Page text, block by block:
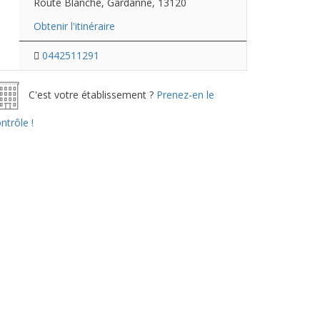
Route Blanche, Gardanne, 13120
Obtenir l'itinéraire
0442511291
C'est votre établissement ? Prenez-en le
!